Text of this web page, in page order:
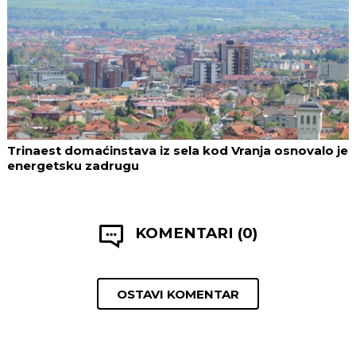
Trinaest domaćinstava iz sela kod Vranja osnovalo je
energetsku zadrugu
KOMENTARI (0)
OSTAVI KOMENTAR